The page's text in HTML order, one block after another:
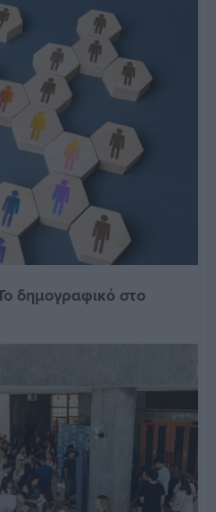
δημογραφικό στο